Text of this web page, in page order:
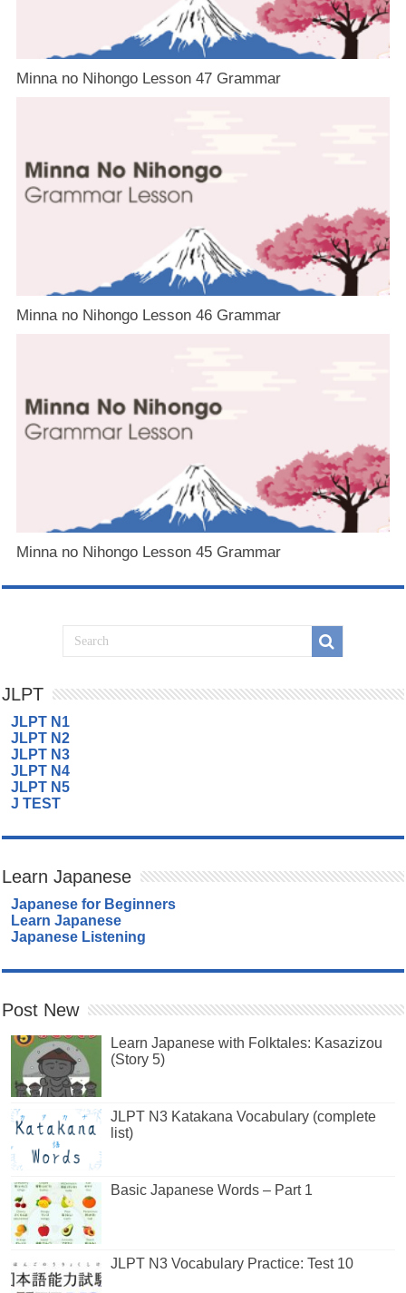
Minna no Nihongo Lesson 47 Grammar
Minna no Nihongo Lesson 46 Grammar
Minna no Nihongo Lesson 45 Grammar
JLPT
JLPT N1
JLPT N2
JLPT N3
JLPT N4
JLPT N5
J TEST
Learn Japanese
Japanese for Beginners
Learn Japanese
Japanese Listening
Post New
Learn Japanese with Folktales: Kasazizou
(Story 5)
JLPT N3 Katakana Vocabulary (complete
list)
Basic Japanese Words – Part 1
JLPT N3 Vocabulary Practice: Test 10